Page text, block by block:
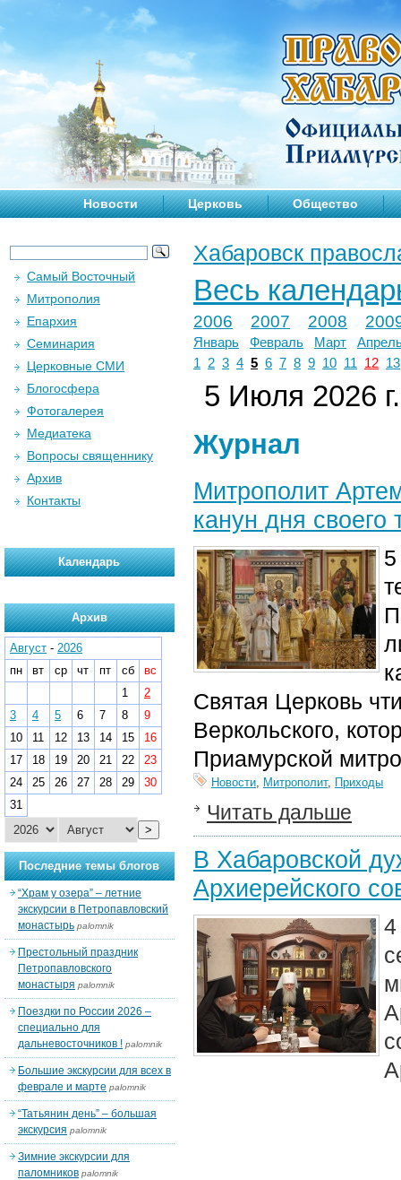
Новости Церковь Общество
Хабаровск
Весь
2006 2007 2008
Январь Февраль Март
1
2 3 4 5 6 7 8 9 10 11 12 13
5 Июля 2026 г.
Журнал
Митрополит
канун дня своего
Святая Церковь
Веркольского,
Приамурской
Новости, Митрополит, Приходы
Читать дальше
В Хабаровской
Архиерейского
Самый Восточный
Митрополия
Епархия
Семинария
Церковные СМИ
Блогосфера
Фотогалерея
Медиатека
Вопросы священнику
Архив
Контакты
Календарь
Архив
Август - 2026
пн
вт ср чт пт сб
вс
1
2
3
4 5 6 7 8
9
10
11 12 13 14 15
16
17
18 19 20 21 22
23
24
25 26 27 28 29
30
31
>
Последние темы блогов
“Храм у озера” – летние
экскурсии в Петропавловский
монастырь palomnik
Престольный праздник
Петропавловского
монастыря palomnik
Поездки по России 2026 –
специально для
дальневосточников ! palomnik
Большие экскурсии для всех в
феврале и марте palomnik
“Татьянин день” – большая
экскурсия palomnik
Зимние экскурсии для
паломников palomnik